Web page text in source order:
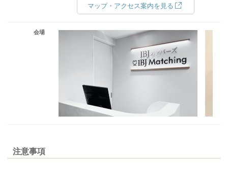
マップ・アクセス案内を見る
会場
注意事項